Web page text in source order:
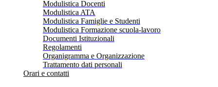
Modulistica Docenti
Modulistica ATA
Modulistica Famiglie e Studenti
Modulistica Formazione scuola-lavoro
Documenti Istituzionali
Regolamenti
Organigramma e Organizzazione
Trattamento dati personali
Orari e contatti